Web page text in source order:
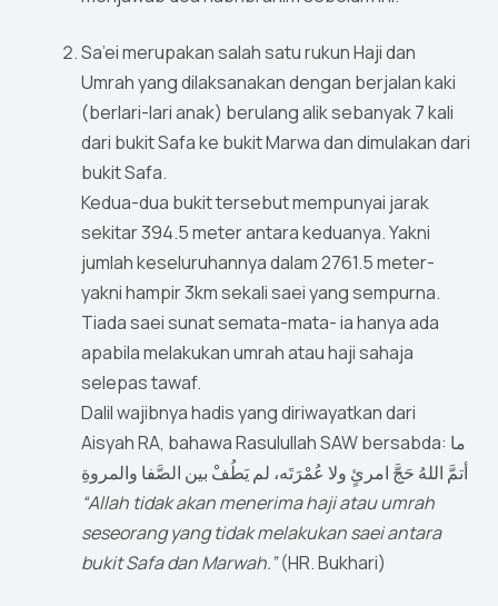
Sa’ei merupakan salah satu rukun Haji dan
Umrah yang dilaksanakan dengan berjalan kaki
(berlari-lari anak) berulang alik sebanyak 7 kali
dari bukit Safa ke bukit Marwa dan dimulakan dari
bukit Safa.
Kedua-dua bukit tersebut mempunyai jarak
sekitar 394.5 meter antara keduanya. Yakni
jumlah keseluruhannya dalam 2761.5 meter-
yakni hampir 3km sekali saei yang sempurna.
Tiada saei sunat semata-mata- ia hanya ada
apabila melakukan umrah atau haji sahaja
selepas tawaf.
Dalil wajibnya hadis yang diriwayatkan dari
Aisyah RA, bahawa Rasulullah SAW bersabda: ما
أتمَّ اللهُ حَجَّ امرئٍ ولا عُمْرَتَه، لم يَطُفْ بين الصَّفا والمروةِ
“Allah tidak akan menerima haji atau umrah
seseorang yang tidak melakukan saei antara
bukit Safa dan Marwah.”(HR. Bukhari)